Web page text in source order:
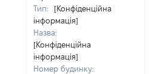
Тип:
[Конфіденційна
інформація]
Назва:
[Конфіденційна
інформація]
Номер будинку: